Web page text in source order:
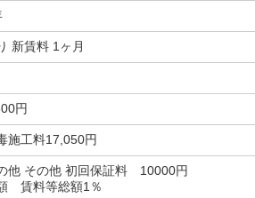
新賃料 1ヶ月
円
施工料17,050円
他 その他 初回保証料 10000円
賃料等総額1％